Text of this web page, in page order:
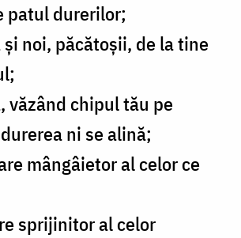
patul durerilor;
noi, păcătoșii, de la tine
văzând chipul tău pe
ni se alină;
mângâietor al celor ce
sprijinitor al celor